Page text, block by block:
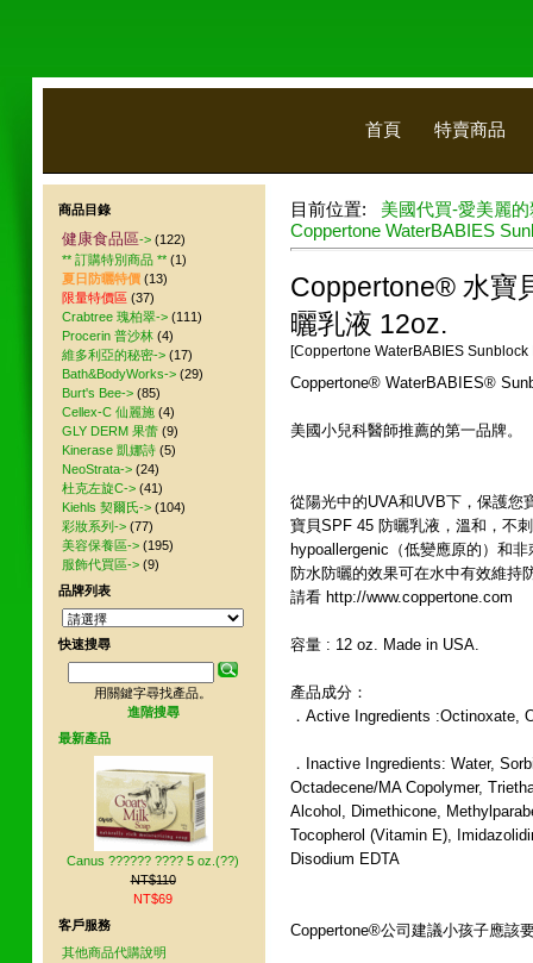
首頁 特賣商品
目前位置: 美國代買-愛美麗
Coppertone WaterBABIES
Coppertone® 水寶
曬乳液 12oz.
[Coppertone WaterBABIES Sunblock
Coppertone® WaterBABIES®
美國小兒科醫師推薦的第一品牌。
從陽光中的UVA和UVB下，保護您
寶貝SPF 45 防曬乳液，溫和，不
hypoallergenic（低變應原的）和
防水防曬的效果可在水中有效維持
請看 http://www.coppertone.com
容量 : 12 oz. Made in USA.
產品成分：
．Active Ingredients :Octinoxate,
．Inactive Ingredients: Water,
Octadecene/MA Copolymer,
Alcohol, Dimethicone,
Tocopherol (Vitamin E),
Disodium EDTA
Coppertone®公司建議小孩子應該
商品目錄
健康食品區-> (122)
** 訂購特別商品 ** (1)
夏日防曬特價 (13)
限量特價區 (37)
Crabtree 瑰柏翠-> (111)
Procerin 普沙林 (4)
維多利亞的秘密-> (17)
Bath&BodyWorks-> (29)
Burt's Bee-> (85)
Cellex-C 仙麗施 (4)
GLY DERM 果蕾 (9)
Kinerase 凱娜詩 (5)
NeoStrata-> (24)
杜克左旋C-> (41)
Kiehls 契爾氏-> (104)
彩妝系列-> (77)
美容保養區-> (195)
服飾代買區-> (9)
品牌列表
快速搜尋
用關鍵字尋找產品。
進階搜尋
最新產品
Canus ?????? ???? 5 oz.(??)
NT$110
NT$69
客戶服務
其他商品代購說明